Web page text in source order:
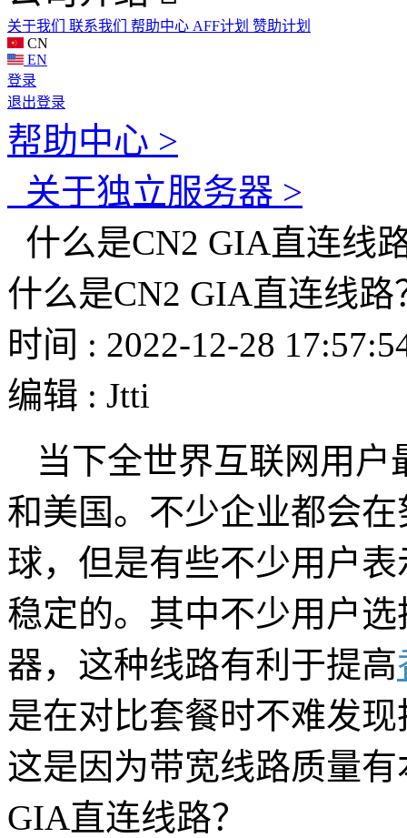
关于我们 联系我们 帮助中心 AFF计划 赞助计划
CN
EN
登录
退出登录
帮助中心 >
关于独立服务器 >
什么是CN2 GIA直连线
什么是CN2 GIA直连线路
时间 : 2022-12-28
编辑 : Jtti
当下全世界互联网用
和美国。不少企业都会
球，但是有些不少用户
稳定的。其中不少用户
器，这种线路有利于提高
是在对比套餐时不难发
这是因为带宽线路质量
GIA直连线路？